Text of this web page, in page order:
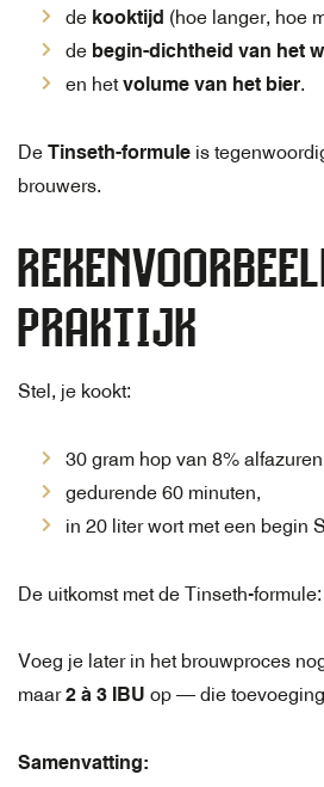
de kooktijd (hoe langer, hoe
de begin-dichtheid van het
en hetvolume van het bier.
De Tinseth-formule is
brouwers.
PRAKTIJK
Stel, je kookt:
30 gram hop van 8%
gedurende 60 minuten,
in 20 liter wort met een begin
De uitkomst met de Tinseth-formule:
Voeg je later in het brouwproces
maar2 à 3 IBU op — die
Samenvatting: